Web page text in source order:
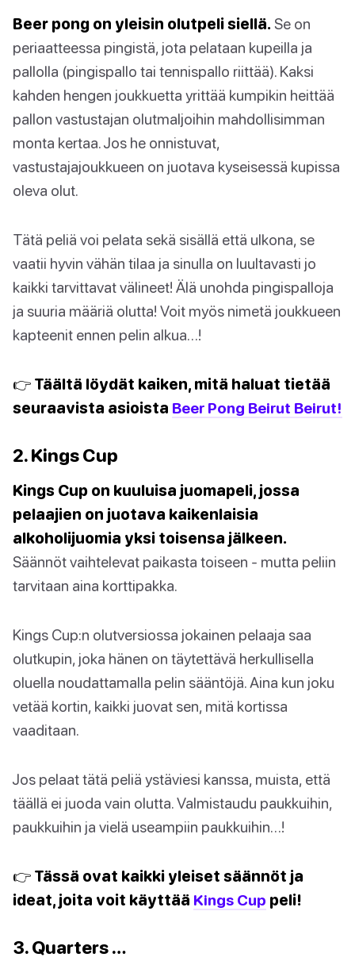
Beer pong on yleisin olutpeli siellä. Se on
periaatteessa pingistä, jota pelataan kupeilla ja
pallolla (pingispallo tai tennispallo riittää). Kaksi
kahden hengen joukkuetta yrittää kumpikin heittää
pallon vastustajan olutmaljoihin mahdollisimman
monta kertaa. Jos he onnistuvat,
vastustajajoukkueen on juotava kyseisessä kupissa
oleva olut.
Tätä peliä voi pelata sekä sisällä että ulkona, se
vaatii hyvin vähän tilaa ja sinulla on luultavasti jo
kaikki tarvittavat välineet! Älä unohda pingispalloja
ja suuria määriä olutta! Voit myös nimetä joukkueen
kapteenit ennen pelin alkua…!
👉 Täältä löydät kaiken, mitä haluat tietää
seuraavista asioista Beer Pong Beirut Beirut!
2. Kings Cup
Kings Cup on kuuluisa juomapeli, jossa
pelaajien on juotava kaikenlaisia
alkoholijuomia yksi toisensa jälkeen.
Säännöt vaihtelevat paikasta toiseen - mutta peliin
tarvitaan aina korttipakka.
Kings Cup:n olutversiossa jokainen pelaaja saa
olutkupin, joka hänen on täytettävä herkullisella
oluella noudattamalla pelin sääntöjä. Aina kun joku
vetää kortin, kaikki juovat sen, mitä kortissa
vaaditaan.
Jos pelaat tätä peliä ystäviesi kanssa, muista, että
täällä ei juoda vain olutta. Valmistaudu paukkuihin,
paukkuihin ja vielä useampiin paukkuihin…!
👉 Tässä ovat kaikki yleiset säännöt ja
ideat, joita voit käyttää Kings Cup peli!
3. Quarters …